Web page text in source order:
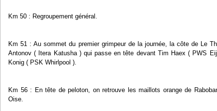
Km 50 : Regroupement général.
Km 51 : Au sommet du premier grimpeur de la journée, la côte de Le
Antonov ( Itera Katusha ) qui passe en tête devant Tim Haex ( PWS
Konig ( PSK Whirlpool ).
Km 56 : En tête de peloton, on retrouve les maillots orange de
Oise.